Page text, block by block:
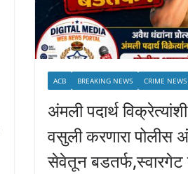
ACB BREAKING NEWS CRIME NEWS
अंमली पदार्थ
वसुली करणारा पोलीस
सेवेतून बडतर्फ,स्वारगेट